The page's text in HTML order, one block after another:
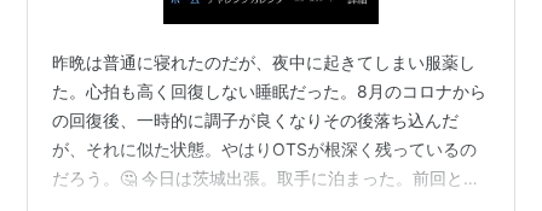
昨晩は普通に寝れたのだが、夜中に起きてしまい服薬し
た。心拍も高く回復しない睡眠だった。8月のコロナから
の回復後、一時的に調子が良くなりその後落ち込んだ
が、それに似た状態。やはりOTSが根深く残っているの
だろう。🤔 今日は茨城出張。取手に泊まった。前回と同